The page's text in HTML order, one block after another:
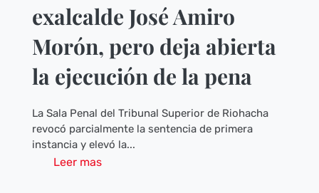
exalcalde José Amiro
Morón, pero deja abierta
la ejecución de la pena
La Sala Penal del Tribunal Superior de Riohacha
revocó parcialmente la sentencia de primera
instancia y elevó la...
Leer mas